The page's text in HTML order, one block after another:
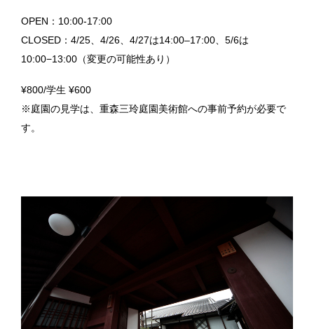
OPEN：10:00-17:00
CLOSED：4/25、4/26、4/27は14:00–17:00、5/6は
10:00−13:00（変更の可能性あり）
¥800/学生 ¥600
※庭園の見学は、重森三玲庭園美術館への事前予約が必要で
す。